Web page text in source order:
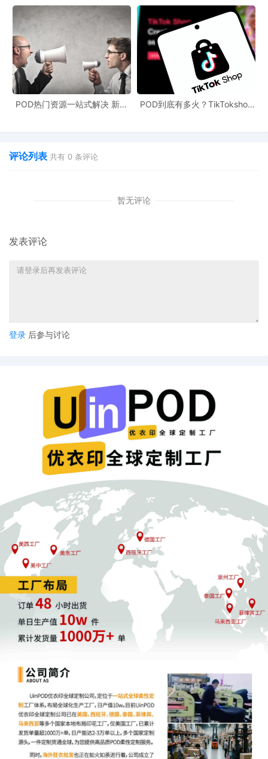
新风潮！
POD热门资源一站式解决 新手
POD到底有多火？TikTokshop
评论列表 共有 0 条评论
暂无评论
发表评论
登录 后参与讨论